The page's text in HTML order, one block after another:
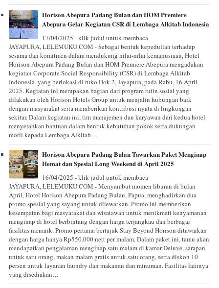
Horison Abepura Padang Bulan dan HOM Premiere
Abepura Gelar Kegiatan CSR di Lembaga Alkitab Indonesia
17/04/2025 - klik judul untuk membaca
JAYAPURA, LELEMUKU.COM - Sebagai bentuk kepedulian terhadap
sesama dan komitmen dalam mendukung nilai-nilai kemanusiaan, Hotel
Horison Abepura Padang Bulan dan HOM Premiere Abepura mengadakan
kegiatan Corporate Social Responsibility (CSR) di Lembaga Alkitab
Indonesia, yang berlokasi di ruko Dok 2, Jayapura, pada Rabu, 16 April
2025. Kegiatan ini merupakan bagian dari program rutin sosial yang
dilakukan oleh Horison Hotels Group untuk menjalin hubungan baik
dengan masyarakat serta memberikan kontribusi nyata di lingkungan
sekitar. Dalam kegiatan ini, tim manajemen dan karyawan dari kedua hotel
menyerahkan bantuan dalam bentuk kebutuhan pokok serta dukungan
moril kepada Lembaga Alkitab…
Horison Abepura Padang Bulan Tawarkan Paket Menginap
Hemat dan Spesial Long Weekend di April 2025
16/04/2025 - klik judul untuk membaca
JAYAPURA, LELEMUKU.COM - Menyambut momen liburan di bulan
April, Hotel Horison Abepura Padang Bulan, Papua, menghadirkan dua
promo spesial yang sayang untuk dilewatkan. Promo ini memberikan
kesempatan bagi masyarakat dan wisatawan untuk menikmati kenyamanan
menginap di hotel berbintang dengan harga terjangkau dan berbagai
fasilitas menarik. Promo pertama bertajuk Stay Beyond Horison ditawarkan
dengan harga hanya Rp550.000 nett per malam. Dalam paket ini, tamu akan
mendapatkan pengalaman menginap satu malam di kamar Deluxe, sarapan
untuk satu orang, makan malam gratis untuk satu orang, serta diskon 10
persen untuk layanan laundry dan makanan dan minuman. Fasilitas lainnya
yang disediakan…